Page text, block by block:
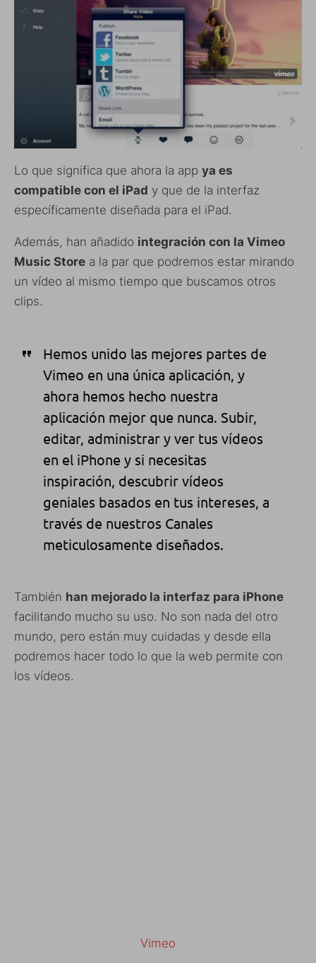
Lo que significa que ahora la app ya es
compatible con el iPad y que de la interfaz
específicamente diseñada para el iPad.
Además, han añadido integración con la Vimeo
Music Store a la par que podremos estar mirando
un vídeo al mismo tiempo que buscamos otros
clips.
Hemos unido las mejores partes de
Vimeo en una única aplicación, y
ahora hemos hecho nuestra
aplicación mejor que nunca. Subir,
editar, administrar y ver tus vídeos
en el iPhone y si necesitas
inspiración, descubrir vídeos
geniales basados en tus intereses, a
través de nuestros Canales
meticulosamente diseñados.
También han mejorado la interfaz para iPhone
facilitando mucho su uso. No son nada del otro
mundo, pero están muy cuidadas y desde ella
podremos hacer todo lo que la web permite con
los vídeos.
Vimeo